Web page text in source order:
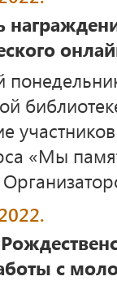
«Мы
с